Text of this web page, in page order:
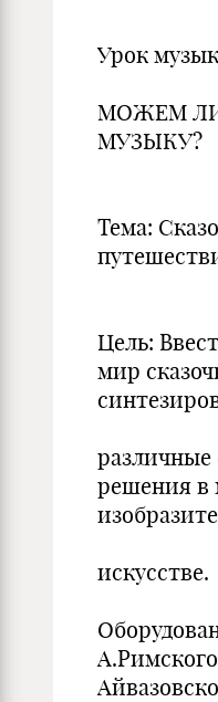
Урок
МОЖЕМ
МУЗЫКУ?
Тема:
Цель:
мир
различные
решения в
искусстве.